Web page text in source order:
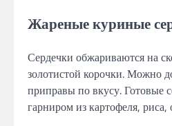
Жареные куриные
Сердечки обжариваются на
золотистой корочки. Можно
приправы по вкусу. Готовые
гарниром из картофеля,